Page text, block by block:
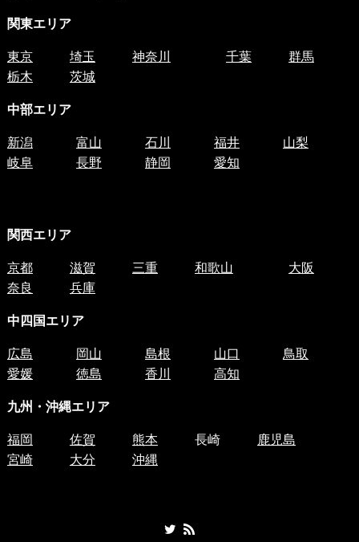
関東エリア
東京 埼玉 神奈川 千葉
群馬
栃木
茨城
中部エリア
新潟 富山 石川 福井
山梨
岐阜
長野 静岡 愛知
関西エリア
京都 滋賀 三重 和歌山
大阪
奈良
兵庫
中四国エリア
広島 岡山 島根 山口
鳥取
愛媛
徳島 香川 高知
九州・沖縄エリア
福岡 佐賀 熊本 長崎
鹿児島
宮崎
大分 沖縄